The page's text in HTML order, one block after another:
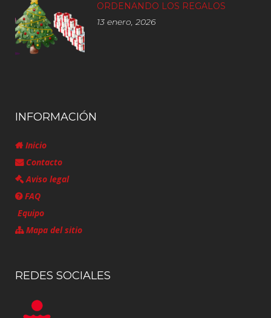
ORDENANDO LOS REGALOS
13 enero, 2026
INFORMACIÓN
Inicio
Contacto
Aviso legal
FAQ
Equipo
Mapa del sitio
REDES SOCIALES